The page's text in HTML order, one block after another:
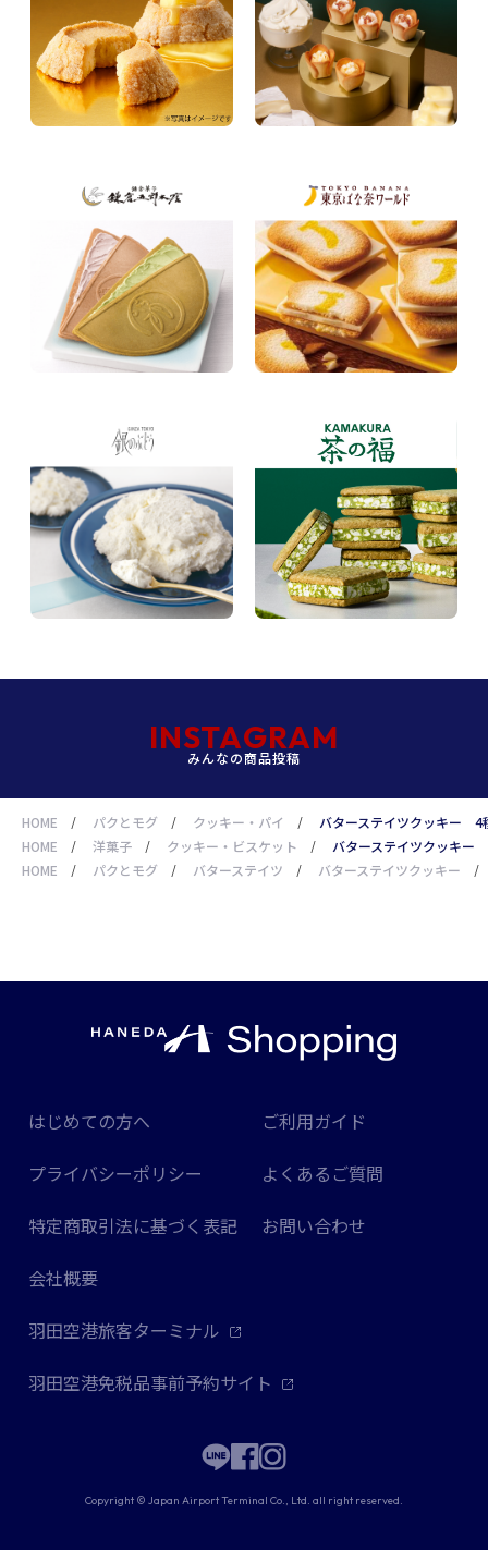
HOME / パクとモグ / クッキー・パイ /
バターステイツクッキー 4
HOME
/ 洋菓子 / クッキー・ビスケット /
バターステイツクッキー
HOME
/ パクとモグ / バターステイツ / バターステイツクッキー /
INSTAGRAM
みんなの商品投稿
はじめての方へ
ご利用ガイド
プライバシーポリシー
よくあるご質問
特定商取引法に基づく表記
お問い合わせ
会社概要
羽田空港旅客ターミナル
羽田空港免税品事前予約サイト
Copyright © Japan Airport Terminal Co., Ltd. all right reserved.